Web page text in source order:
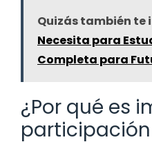
Quizás también te
Necesita para
Completa para
¿Por qué es